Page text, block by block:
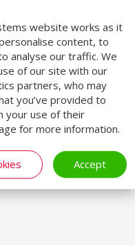
website works as it
content, to
analyse our traffic. We
of our site with our
partners, who may
you’ve provided to
your use of their
for more information.
Accept